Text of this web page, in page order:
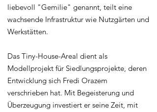
liebevoll "Gemilie" genannt, teilt eine
wachsende Infrastruktur wie Nutzgärten und
Werkstätten.
Das Tiny-House-Areal dient als
Modellprojekt für Siedlungsprojekte, deren
Entwicklung sich Fredi Orazem
verschrieben hat. Mit Begeisterung und
Überzeugung investiert er seine Zeit, mit